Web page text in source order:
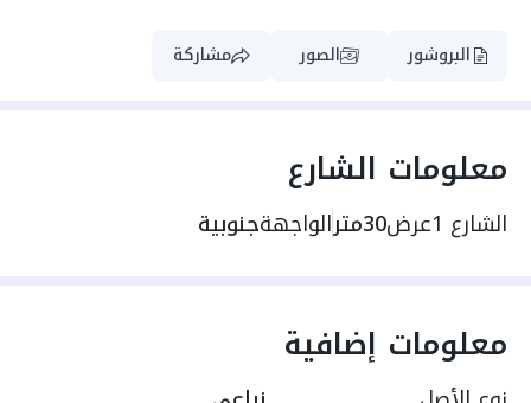
البروشور الصور مشاركة
معلومات الشارع
الشارع 1 عرض30متر الواجهةجنوبية
معلومات إضافية